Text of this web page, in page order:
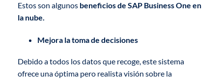
Estos son algunosbeneficios de SAP Business One en
la nube.
Mejora la toma de decisiones
Debido a todos los datos que recoge, este sistema
ofrece una óptima pero realista visión sobre la